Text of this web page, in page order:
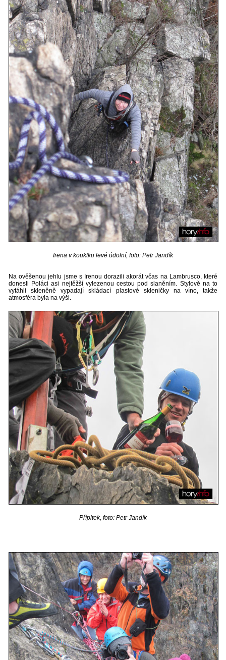
Irena v kouktku levé údolní, foto: Petr Jandík
Na ověšenou jehlu jsme s Irenou dorazili akorát včas na Lambrusco, které
donesli Poláci asi nejtěžší vylezenou cestou pod slaněním. Stylově na to
vytáhli skleněně vypadají skládací plastové skleničky na víno, takže
atmosféra byla na výši.
Přípitek, foto: Petr Jandík